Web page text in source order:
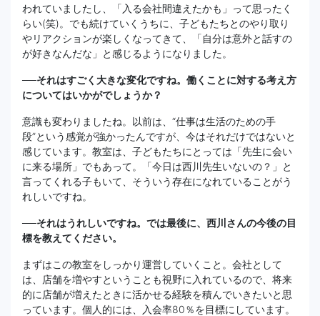
われていましたし、「入る会社間違えたかも」って思ったく
らい(笑)。でも続けていくうちに、子どもたちとのやり取り
やリアクションが楽しくなってきて、「自分は意外と話すの
が好きなんだな」と感じるようになりました。
──それはすごく大きな変化ですね。働くことに対する考え方
についてはいかがでしょうか？
意識も変わりましたね。以前は、“仕事は生活のための手
段”という感覚が強かったんですが、今はそれだけではないと
感じています。教室は、子どもたちにとっては「先生に会い
に来る場所」でもあって。「今日は西川先生いないの？」と
言ってくれる子もいて、そういう存在になれていることがう
れしいですね。
──それはうれしいですね。では最後に、西川さんの今後の目
標を教えてください。
まずはこの教室をしっかり運営していくこと。会社として
は、店舗を増やすということも視野に入れているので、将来
的に店舗が増えたときに活かせる経験を積んでいきたいと思
っています。個人的には、入会率80％を目標にしています。